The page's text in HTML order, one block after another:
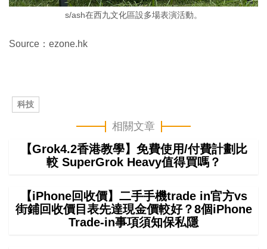
s/ash在西九文化區設多場表演活動。
Source：ezone.hk
科技
相關文章
【Grok4.2香港教學】免費使用/付費計劃比
較 SuperGrok Heavy值得買嗎？
【iPhone回收價】二手手機trade in官方vs
街鋪回收價目表先達現金價較好？8個iPhone
Trade-in事項須知保私隱